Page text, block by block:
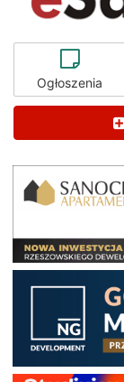
Ogłoszenia